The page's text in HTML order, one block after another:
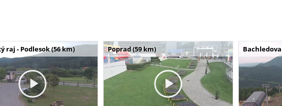
raj - Podlesok (56 km) Poprad (59 km)